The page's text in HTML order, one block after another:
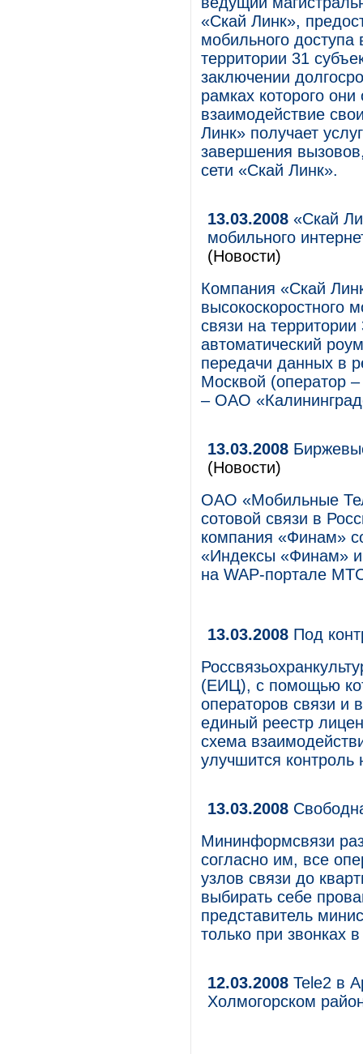
«Скай Линк»,
мобильного доступа
территории 31
заключении
рамках которого
взаимодействие
Линк» получает
завершения
сети «Скай Линк».
13.03.2008 «Скай
мобильного
(Новости)
Компания «Скай
высокоскоростного
связи на
автоматический
передачи данных в
Москвой (оператор
– ОАО
13.03.2008
(Новости)
ОАО «Мобильные
сотовой связи в
компания «Финам»
«Индексы «Финам»
на WAP-портале
13.03.2008 Под
(ЕИЦ), с помощью
операторов связи
единый реестр
схема
улучшится контроль
13.03.2008
Мининформсвязи
согласно им, все
узлов связи до
выбирать себе
представитель
только при звонках
12.03.2008 Tele2 в
Холмогорском